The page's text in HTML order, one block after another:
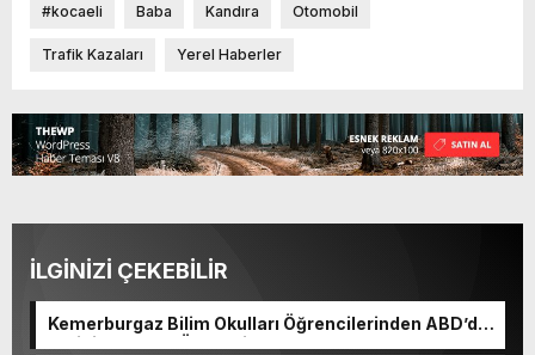
#kocaeli Baba Kandıra Otomobil
Trafik Kazaları Yerel Haberler
İLGİNİZİ ÇEKEBİLİR
Kemerburgaz Bilim Okulları Öğrencilerinden ABD’de
Tarihi Başarı: 6 Öğrenci 14 Madalya Kazandı